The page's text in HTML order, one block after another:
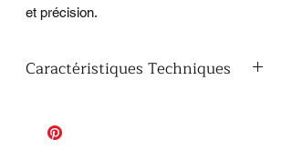
et précision.
Caractéristiques Techniques
bois MDF
​Conception